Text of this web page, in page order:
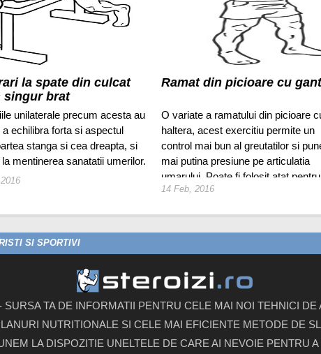
la spate din culcat
singur brat
unilaterale precum acesta au
a echilibra forta si aspectul
stanga si cea dreapta, si
mentinerea sanatatii umerilor.
Ramat din picioare cu
O variate a ramatului din picioare
haltera, acest exercitiu permite un
control mai bun al greutatilor si
mai putina presiune pe articulatia
umarului. Poate fi folosit atat pentru
antrenamentul umerilor cat si al
14 Feb, 2016
SI SPORTIVI
SURSA TA DE INFORMATII PENTRU CELE MAI NOI TEHNICI DE
NUTRITIONALE SI CELE MAI EFICIENTE METODE DE
LA DISPOZITIE UNELTELE DE CARE AI NEVOIE PENTRU